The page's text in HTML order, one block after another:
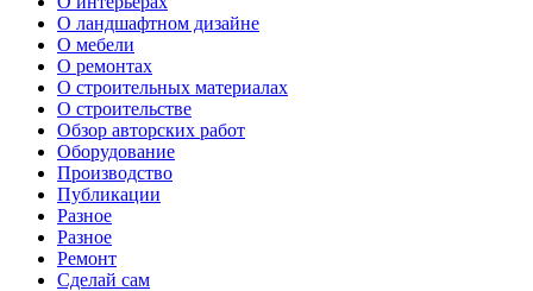
О ландшафтном дизайне
О мебели
О ремонтах
О строительных материалах
О строительстве
Обзор авторских работ
Оборудование
Производство
Публикации
Разное
Разное
Ремонт
Сделай сам